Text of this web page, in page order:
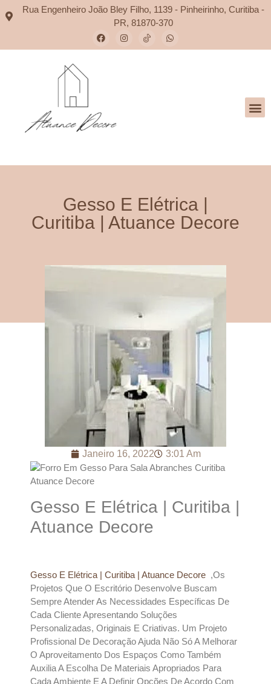
Rua Engenheiro João Bley Filho, 1139 - Pinheirinho, Curitiba -
PR, 81870-370
Gesso E Elétrica |
Curitiba | Atuance Decore
Janeiro 16, 2022 3:01 Am
Gesso E Elétrica | Curitiba |
Atuance Decore
Gesso E Elétrica | Curitiba | Atuance Decore ,os
Projetos Que O Escritório Desenvolve Buscam
Sempre Atender As Necessidades Específicas De
Cada Cliente Apresentando Soluções
Personalizadas, Originais E Criativas. Um Projeto
Profissional De Decoração Ajuda Não Só A Melhorar
O Aproveitamento Dos Espaços Como Também
Auxilia A Escolha De Materiais Apropriados Para
Cada Ambiente E A Definir Opções De Acordo Com